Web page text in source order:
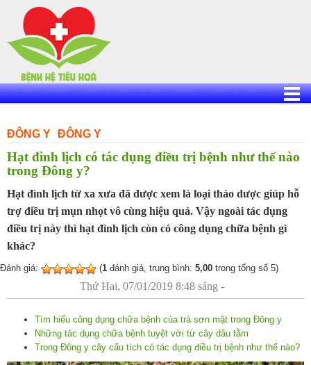
content
ĐÔNG Y ĐÔNG Y
Hạt đình lịch có tác dụng điều trị bệnh như thế nào
trong Đông y?
Hạt đình lịch từ xa xưa đã được xem là loại thảo dược giúp hỗ
trợ điều trị mụn nhọt vô cùng hiệu quả. Vậy ngoài tác dụng
điều trị này thì hạt đình lịch còn có công dụng chữa bệnh gì
khác?
Đánh giá: (1 đánh giá, trung bình: 5,00 trong tổng số 5)
Thứ Hai, 07/01/2019 8:48 sáng -
Tìm hiểu công dụng chữa bệnh của trà sơn mật trong Đông y
Những tác dụng chữa bệnh tuyệt vời từ cây dâu tằm
Trong Đông y cây cẩu tích có tác dụng điều trị bệnh như thế nào?